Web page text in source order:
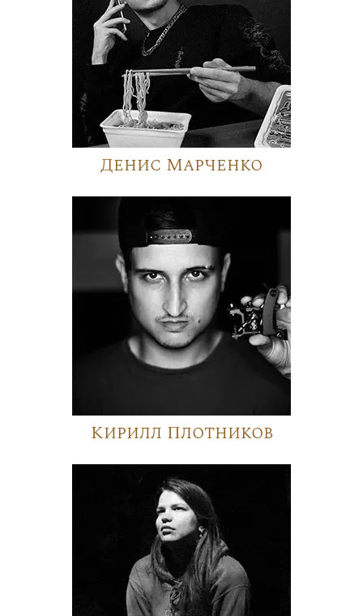
Денис Марченко
Кирилл Плотников